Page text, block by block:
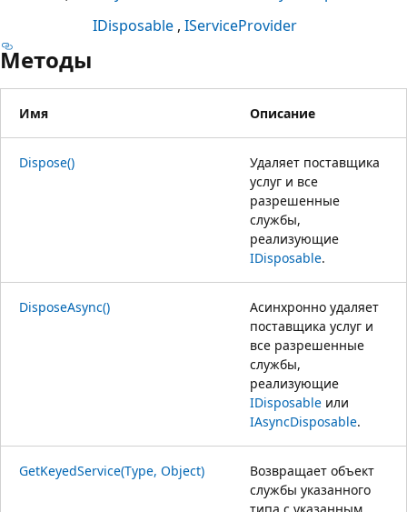
IDisposable IServiceProvider
Методы
Имя Описание
Dispose()
Удаляет поставщика
услуг и все
разрешенные
службы,
реализующие
IDisposable.
DisposeAsync()
Асинхронно удаляет
поставщика услуг и
все разрешенные
службы,
реализующие
IDisposable или
IAsyncDisposable.
GetKeyedService(Type, Object)
Возвращает объект
службы указанного
типа с указанным